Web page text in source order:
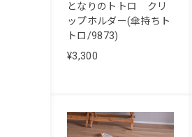
となりのトトロ クリ
ップホルダー(傘持ちト
トロ/9873)
¥3,300